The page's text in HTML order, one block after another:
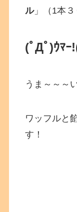
ル」（1本３
(ﾟДﾟ)ｳﾏｰ!
うま～～～
ワッフルと
す！